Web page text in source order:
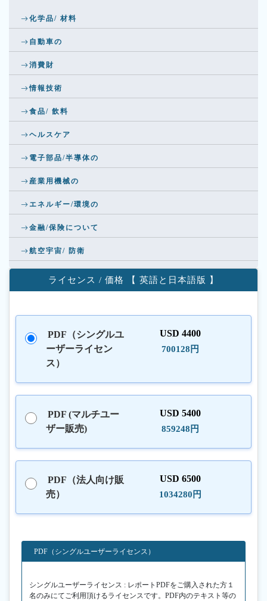
化学品/ 材料
自動車の
消費財
情報技術
食品/ 飲料
ヘルスケア
電子部品/半導体の
産業用機械の
エネルギー/環境の
金融/保険について
航空宇宙/ 防衛
ライセンス / 価格 【 英語と日本語版 】
PDF（シングルユ
ーザーライセン
ス）
USD 4400
700128円
PDF (マルチユー
ザー販売)
USD 5400
859248円
PDF（法人向け販
売）
USD 6500
1034280円
PDF（シングルユーザーライセンス）
シングルユーザーライセンス : レポートPDFをご購入された方１
名のみにてご利用頂けるライセンスです。PDF内のテキスト等の